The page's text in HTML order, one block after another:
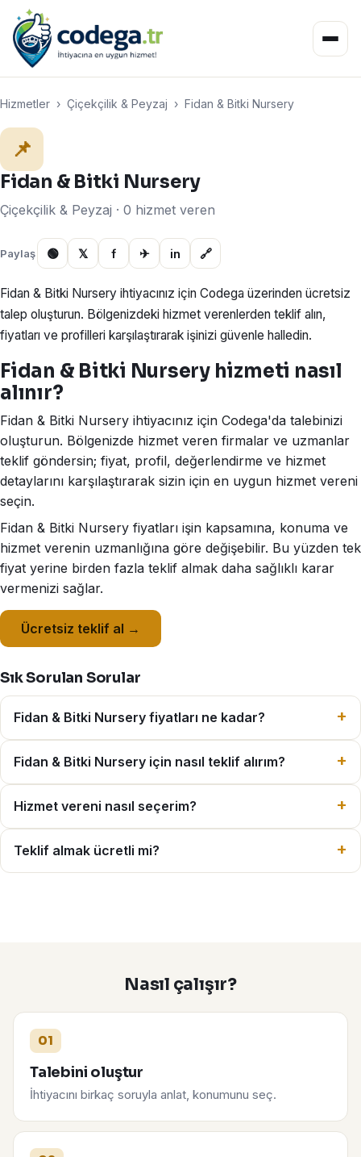
Hizmetler › Çiçekçilik & Peyzaj › Fidan & Bitki Nursery
📌
Fidan & Bitki Nursery
Çiçekçilik & Peyzaj · 0 hizmet veren
Paylaş 🟢 𝕏 f ✈ in 🔗
Fidan & Bitki Nursery ihtiyacınız için Codega üzerinden ücretsiz
talep oluşturun. Bölgenizdeki hizmet verenlerden teklif alın,
fiyatları ve profilleri karşılaştırarak işinizi güvenle halledin.
Fidan & Bitki Nursery hizmeti nasıl
alınır?
Fidan & Bitki Nursery ihtiyacınız için Codega'da talebinizi
oluşturun. Bölgenizde hizmet veren firmalar ve uzmanlar
teklif göndersin; fiyat, profil, değerlendirme ve hizmet
detaylarını karşılaştırarak sizin için en uygun hizmet vereni
seçin.
Fidan & Bitki Nursery fiyatları işin kapsamına, konuma ve
hizmet verenin uzmanlığına göre değişebilir. Bu yüzden tek
fiyat yerine birden fazla teklif almak daha sağlıklı karar
vermenizi sağlar.
Ücretsiz teklif al →
Sık Sorulan Sorular
Fidan & Bitki Nursery fiyatları ne kadar?
Fidan & Bitki Nursery için nasıl teklif alırım?
Hizmet vereni nasıl seçerim?
Teklif almak ücretli mi?
Nasıl çalışır?
01
Talebini oluştur
İhtiyacını birkaç soruyla anlat, konumunu seç.